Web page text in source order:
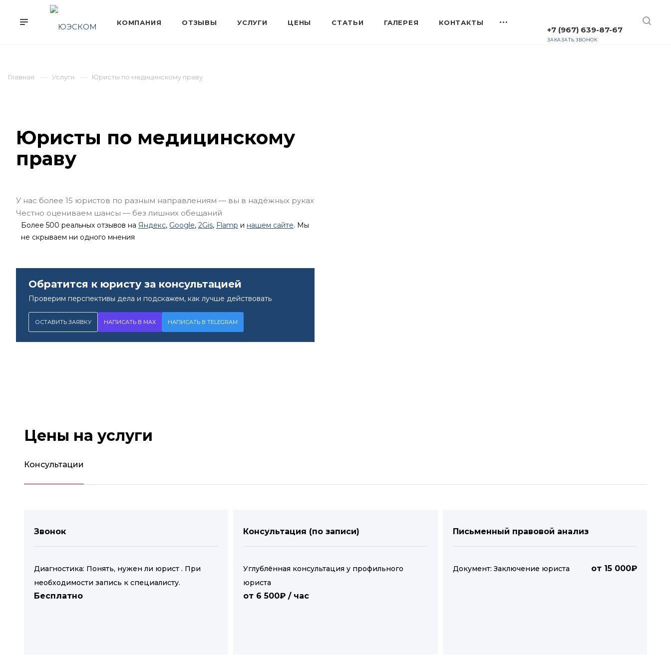
+7 (967) 639-87-67
ЗАКАЗАТЬ ЗВОНОК
Главная Услуги Юристы по медицинскому праву
Юристы по медицинскому
праву
У нас более 15 юристов по разным направлениям — вы в надёжных руках
Честно оцениваем шансы — без лишних обещаний
Более 500 реальных отзывов на Яндекс, Google, 2Gis, Flamp и нашем сайте. Мы
не скрываем ни одного мнения
Обратится к юристу за консультацией
Проверим перспективы дела и подскажем, как лучше действовать
ОСТАВИТЬ ЗАЯВКУ НАПИСАТЬ В MAX НАПИСАТЬ В TELEGRAM
Цены на услуги
Консультации
Звонок
Диагностика: Понять, нужен ли юрист . При
необходимости запись к специалисту.
Бесплатно
Консультация (по записи)
Углублённая консультация у профильного
юриста
от 6 500₽ / час
Письменный правовой анализ
Документ: Заключение юриста от 15 000₽